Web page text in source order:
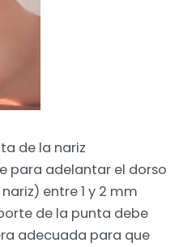
de la nariz
para adelantar el dorso
entre 1 y 2 mm
de la punta debe
adecuada para que